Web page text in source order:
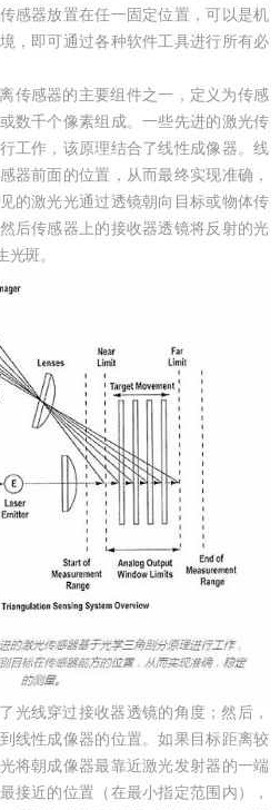
感器放置在任一固定位置，可以是机
，即可通过各种软件工具进行所有必
传感器的主要组件之一，定义为传感
数千个像素组成。一些先进的激光传
工作，该原理结合了线性成像器。线
器前面的位置，从而最终实现准确，
的激光光通过透镜朝向目标或物体传
后传感器上的接收器透镜将反射的光
斑。
光线穿过接收器透镜的角度；然后，
线性成像器的位置。如果目标距离较
将朝成像器最靠近激光发射器的一端
接近的位置（在最小指定范围内），